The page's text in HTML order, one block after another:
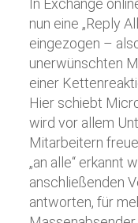
In Exchange
nun eine „Reply
eingezogen –
unerwünschten
einer
Hier schiebt
wird vor allem
Mitarbeitern
„an alle“ erkannt
anschließenden
antworten, für